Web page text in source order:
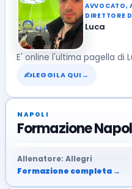
AVVOCATO,
DIRETTORE
Luca
E' online l'ultima pagella di
✍LEGGILA QUI →
NAPOLI
Formazione
Allenatore: Allegri
Formazione completa →